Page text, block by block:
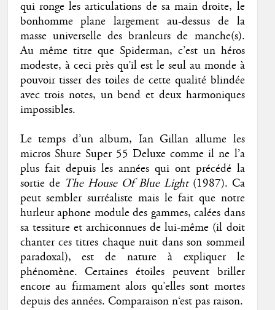
qui ronge les articulations de sa main droite, le
bonhomme plane largement au-dessus de la
masse universelle des branleurs de manche(s).
Au même titre que Spiderman, c’est un héros
modeste, à ceci près qu’il est le seul au monde à
pouvoir tisser des toiles de cette qualité blindée
avec trois notes, un bend et deux harmoniques
impossibles.
Le temps d’un album, Ian Gillan allume les
micros Shure Super 55 Deluxe comme il ne l’a
plus fait depuis les années qui ont précédé la
sortie de The House Of Blue Light(1987). Ca
peut sembler surréaliste mais le fait que notre
hurleur aphone module des gammes, calées dans
sa tessiture et archiconnues de lui-même (il doit
chanter ces titres chaque nuit dans son sommeil
paradoxal), est de nature à expliquer le
phénomène. Certaines étoiles peuvent briller
encore au firmament alors qu’elles sont mortes
depuis des années. Comparaison n‘est pas raison.